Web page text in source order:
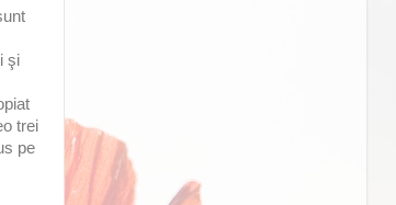
şi
trei
pe